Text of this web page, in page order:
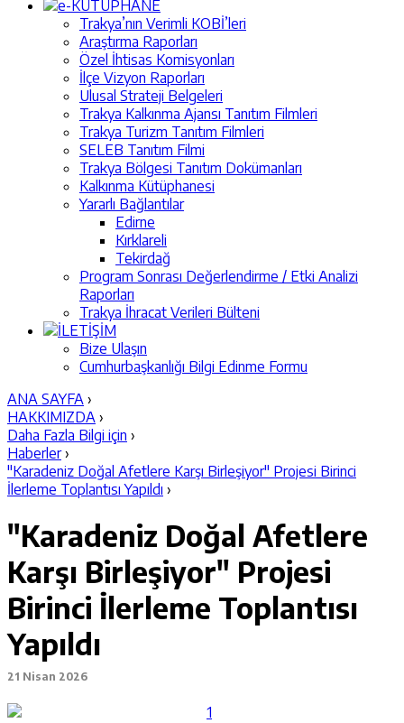
e-KÜTÜPHANE
Trakya’nın Verimli KOBİ’leri
Araştırma Raporları
Özel İhtisas Komisyonları
İlçe Vizyon Raporları
Ulusal Strateji Belgeleri
Trakya Kalkınma Ajansı Tanıtım Filmleri
Trakya Turizm Tanıtım Filmleri
SELEB Tanıtım Filmi
Trakya Bölgesi Tanıtım Dokümanları
Kalkınma Kütüphanesi
Yararlı Bağlantılar
Edirne
Kırklareli
Tekirdağ
Program Sonrası Değerlendirme / Etki Analizi
Raporları
Trakya İhracat Verileri Bülteni
İLETİŞİM
Bize Ulaşın
Cumhurbaşkanlığı Bilgi Edinme Formu
ANA SAYFA ›
HAKKIMIZDA ›
Daha Fazla Bilgi için ›
Haberler ›
"Karadeniz Doğal Afetlere Karşı Birleşiyor" Projesi Birinci
İlerleme Toplantısı Yapıldı ›
"Karadeniz Doğal Afetlere
Karşı Birleşiyor" Projesi
Birinci İlerleme Toplantısı
Yapıldı
21 Nisan 2026